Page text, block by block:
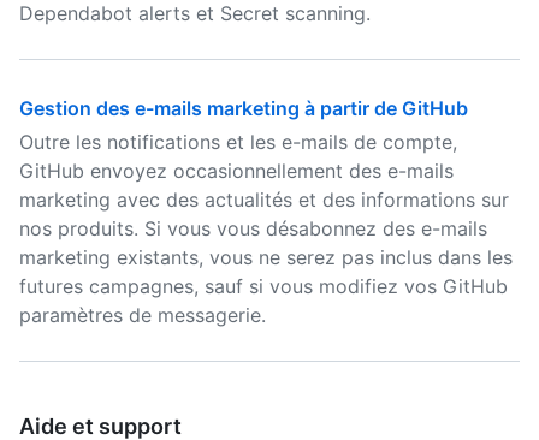
Dependabot alerts et Secret scanning.
Gestion des e-mails marketing à partir de GitHub
Outre les notifications et les e-mails de compte,
GitHub envoyez occasionnellement des e-mails
marketing avec des actualités et des informations sur
nos produits. Si vous vous désabonnez des e-mails
marketing existants, vous ne serez pas inclus dans les
futures campagnes, sauf si vous modifiez vos GitHub
paramètres de messagerie.
Aide et support